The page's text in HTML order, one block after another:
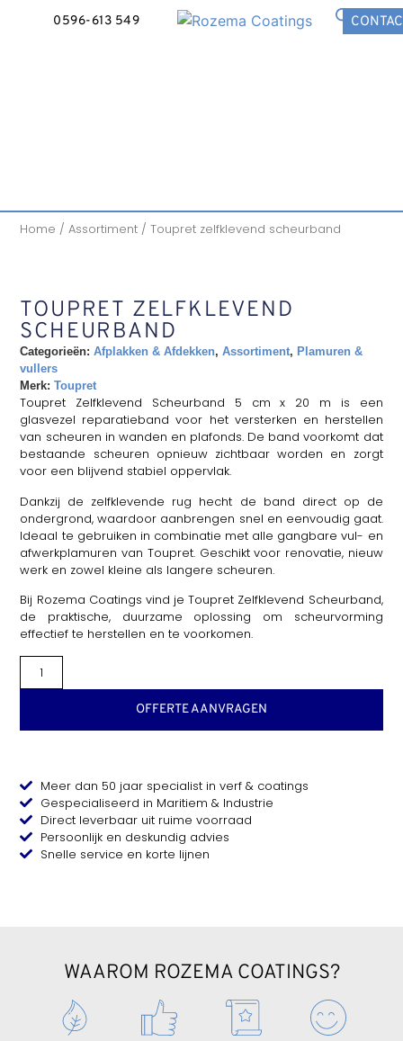
0596-613 549
Home /Assortiment / Toupret zelfklevend scheurband
TOUPRET ZELFKLEVEND
SCHEURBAND
Categorieën: Afplakken & Afdekken,Assortiment, Plamuren &
vullers
Merk:Toupret
Toupret Zelfklevend Scheurband 5 cm x 20 m is een
glasvezel reparatieband voor het versterken en herstellen
van scheuren in wanden en plafonds. De band voorkomt dat
bestaande scheuren opnieuw zichtbaar worden en zorgt
voor een blijvend stabiel oppervlak.
Dankzij de zelfklevende rug hecht de band direct op de
ondergrond, waardoor aanbrengen snel en eenvoudig gaat.
Ideaal te gebruiken in combinatie met alle gangbare vul- en
afwerkplamuren van Toupret. Geschikt voor renovatie, nieuw
werk en zowel kleine als langere scheuren.
Bij Rozema Coatings vind je Toupret Zelfklevend Scheurband,
de praktische, duurzame oplossing om scheurvorming
effectief te herstellen en te voorkomen.
OFFERTE AANVRAGEN
Meer dan 50 jaar specialist in verf & coatings
Gespecialiseerd in Maritiem & Industrie
Direct leverbaar uit ruime voorraad
Persoonlijk en deskundig advies
Snelle service en korte lijnen
WAAROM ROZEMA COATINGS?